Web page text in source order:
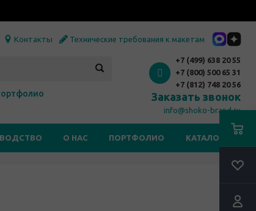
Контакты Технические требования к макетам
+7 (499) 638 20 55
+7 (800) 500 65 31
+7 (812) 748 20 56
Заказать звонок
info@shoko-brand.ru
О НАС ПОРТФОЛИО КАТАЛОГИ